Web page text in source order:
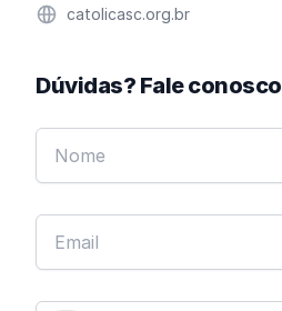
Websitecatolicasc.org.br
Dúvidas? Fale conosco